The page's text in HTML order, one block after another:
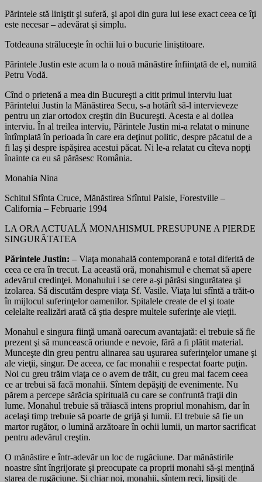
Părintele stă liniştit şi suferă, şi apoi din gura lui iese exact ceea ce îţi
este necesar – adevărat şi simplu.
Totdeauna străluceşte în ochii lui o bucurie liniştitoare.
Părintele Justin este acum la o nouă mănăstire înfiinţată de el, numită
Petru Vodă.
Cînd o prietenă a mea din Bucureşti a citit primul interviu luat
Părintelui Justin la Mănăstirea Secu, s-a hotărît să-l intervieveze
pentru un ziar ortodox creştin din Bucureşti. Acesta e al doilea
interviu. În al treilea interviu, Părintele Justin mi-a relatat o minune
întîmplată în perioada în care era deţinut politic, despre păcatul de a
fi laş şi despre ispăşirea acestui păcat. Ni le-a relatat cu cîteva nopţi
înainte ca eu să părăsesc România.
Monahia Nina
Schitul Sfînta Cruce, Mănăstirea Sfîntul Paisie, Forestville –
California – Februarie 1994
LA ORA ACTUALĂ MONAHISMUL PRESUPUNE A PIERDE
SINGURĂTATEA
Părintele Justin: – Viaţa monahală contemporană e total diferită de
ceea ce era în trecut. La această oră, monahismul e chemat să apere
adevărul credinţei. Monahului i se cere a-şi părăsi singurătatea şi
izolarea. Să discutăm despre viaţa Sf. Vasile. Viaţa lui sfîntă a trăit-o
în mijlocul suferinţelor oamenilor. Spitalele create de el şi toate
celelalte realizări arată că ştia despre multele suferinţe ale vieţii.
Monahul e singura fiinţă umană oarecum avantajată: el trebuie să fie
prezent şi să muncească oriunde e nevoie, fără a fi plătit material.
Munceşte din greu pentru alinarea sau uşurarea suferinţelor umane şi
ale vieţii, singur. De aceea, ce fac monahii e respectat foarte puţin.
Noi cu greu trăim viaţa ce o avem de trăit, cu greu mai facem ceea
ce ar trebui să facă monahii. Sîntem depăşiţi de evenimente. Nu
părem a percepe sărăcia spirituală cu care se confruntă fraţii din
lume. Monahul trebuie să trăiască intens propriul monahism, dar în
acelaşi timp trebuie să poarte de grijă şi lumii. El trebuie să fie un
martor rugător, o lumină arzătoare în ochii lumii, un martor sacrificat
pentru adevărul creştin.
O mănăstire e într-adevăr un loc de rugăciune. Dar mănăstirile
noastre sînt îngrijorate şi preocupate ca proprii monahi să-şi menţină
starea de rugăciune. Şi chiar noi, monahii, sîntem reci, lipsiţi de